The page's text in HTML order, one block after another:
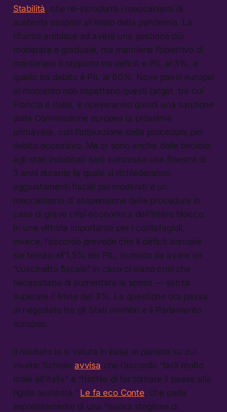
Stabilità , che re–introdurrà i meccanismi di
austerità sospesi all’inizio della pandemia. La
riforma ambisce ad avere una gestione più
moderata e graduale, ma mantiene l’obiettivo di
mantenere il rapporto tra deficit e PIL al 3%, e
quello tra debito e PIL al 60%. Nove paesi europei
al momento non rispettano questi target, tra cui
Francia e Italia, e riceveranno quindi una sanzione
dalla Commissione europea la prossima
primavera, con l’attivazione della procedura per
debito eccessivo. Ma ci sono anche delle briciole:
agli stati indebitati sarà concessa una finestra di
3 anni durante la quale si richiederanno
aggiustamenti fiscali più moderati e un
meccanismo di sospensione delle procedure in
caso di grave crisi economica dell’intero blocco.
In una vittoria importante per i contafagioli,
invece, l’accordo prevede che il deficit annuale
sia tenuto all’1,5% del PIL, in modo da avere un
“cuscinetto fiscale” in caso ci siano crisi che
necessitano di aumentare le spese — senza
superare il limite del 3%. La questione ora passa
al negoziato tra gli Stati membri e il Parlamento
europeo.
Il risultato lo si valuta in base al pianeta su cui
vivete: Schlein avvisa che l’accordo “farà molto
male all’Italia” e “rischia di far tornare il paese alla
rigida austerità.” Le fa eco Conte , che parla
espressamente di una “nuova stagione di